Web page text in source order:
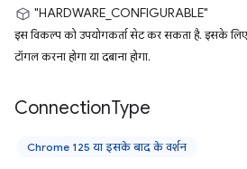
"HARDWARE_CONFIGURABLE"
इस विकल्प को उपयोगकर्ता सेट कर सकता है. इसके
टॉगल करना होगा या दबाना होगा.
ConnectionType
Chrome 125 या इसके बाद के वर्शन